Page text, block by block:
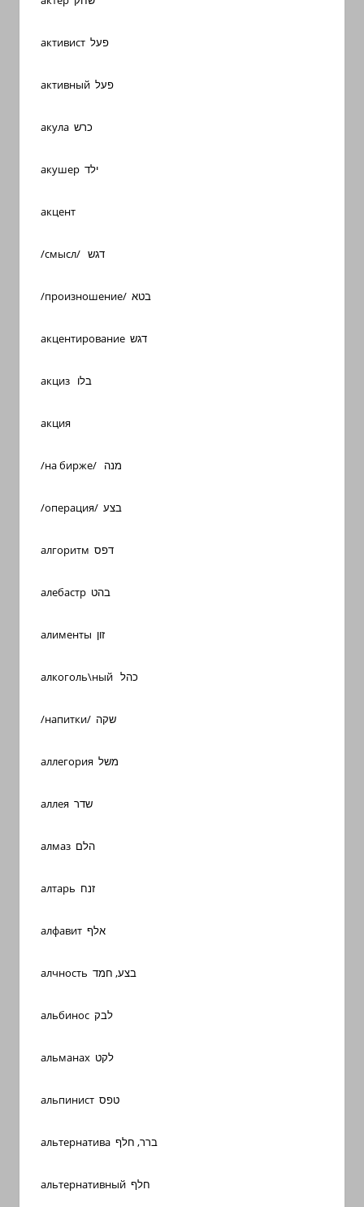
активист פעל
активный פעל
акула כרש
акушер ילד
акцент
/смысл/ דגש
/произношение/ בטא
акцентирование דגש
акциз בלו
акция
/на бирже/ מנה
/операция/ בצע
алгоритм דפס
алебастр בהט
алименты זון
алкоголь\ный כהל
/напитки/ שקה
аллегория משל
аллея שדר
алмаз הלם
алтарь זנח
алфавит אלף
алчность בצע, חמד
альбинос לבק
альманах לקט
альпинист טפס
альтернатива ברר, חלף
альтернативный חלף